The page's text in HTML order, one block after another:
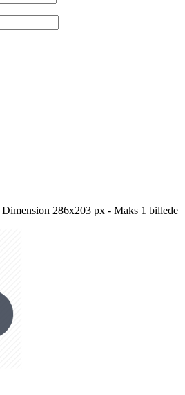
286x203 px - Maks 1 billede